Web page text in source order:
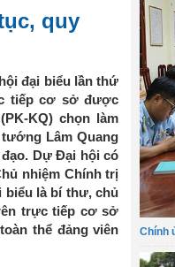
quy
đại biểu lần thứ
tiếp cơ sở được
KQ) chọn làm
Lâm Quang
Dự Đại hội có
nhiệm Chính trị
biểu là bí thư, chủ
trực tiếp cơ sở
thể đảng viên
Chính